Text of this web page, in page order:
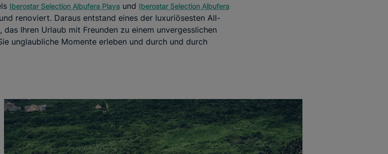
Iberostar Selection Albufera Playa und Iberostar Selection Albufera
renoviert. Daraus entstand eines der luxuriösesten All-
Ihren Urlaub mit Freunden zu einem unvergesslichen
unglaubliche Momente erleben und durch und durch